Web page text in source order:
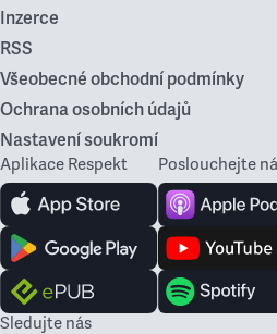
Inzerce
RSS
Všeobecné obchodní podmínky
Ochrana osobních údajů
Nastavení soukromí
Aplikace Respekt Poslouchejte
Sledujte nás